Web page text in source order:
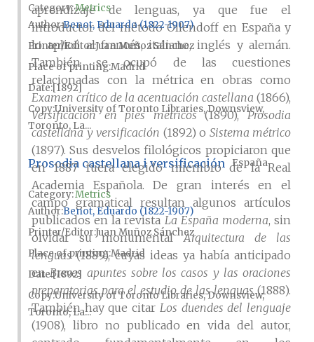
aprendizaje de lenguas, ya que fue el
introductor del método Ollendoff en España y
lo aplicó al francés, italiano, inglés y alemán.
También se ocupó de las cuestiones
relacionadas con la métrica en obras como
Examen crítico de la acentuación castellana (1866),
Versificación en pies métricos(1890),Prosodia
castellana y versificación (1892) o Sistema métrico
(1897). Sus desvelos filológicos propiciaron que
en 1887 fuera elegido miembro de la Real
Academia Española. De gran interés en el
campo gramatical resultan algunos artículos
publicados en la revista La España moderna, sin
olvidar su monumentalArquitectura de las
lenguas(1889), cuyas ideas ya había anticipado
enBreves apuntes sobre los casos y las oraciones
preparatorias para el estudio de las lenguas(1888).
También hay que citar Los duendes del lenguaje
(1908), libro no publicado en vida del autor,
Category:Metrics
AuthorBenot, Eduardo (1822-1907)
Printer/EditorJuan Muñoz Sánchez
Place of printingMadrid
Date[1892]
CopyUniversity of Toronto Libraries, Downsview,
Toronto, La...
Prosodia castellana i versificación España
Category:Metrics
Author Benot, Eduardo (1822-1907)
Printer/EditorJuan Muñoz Sánchez
Place of printingMadrid
Date[1892]
CopyUniversity of Toronto Libraries, Downsview,
Toronto, La...